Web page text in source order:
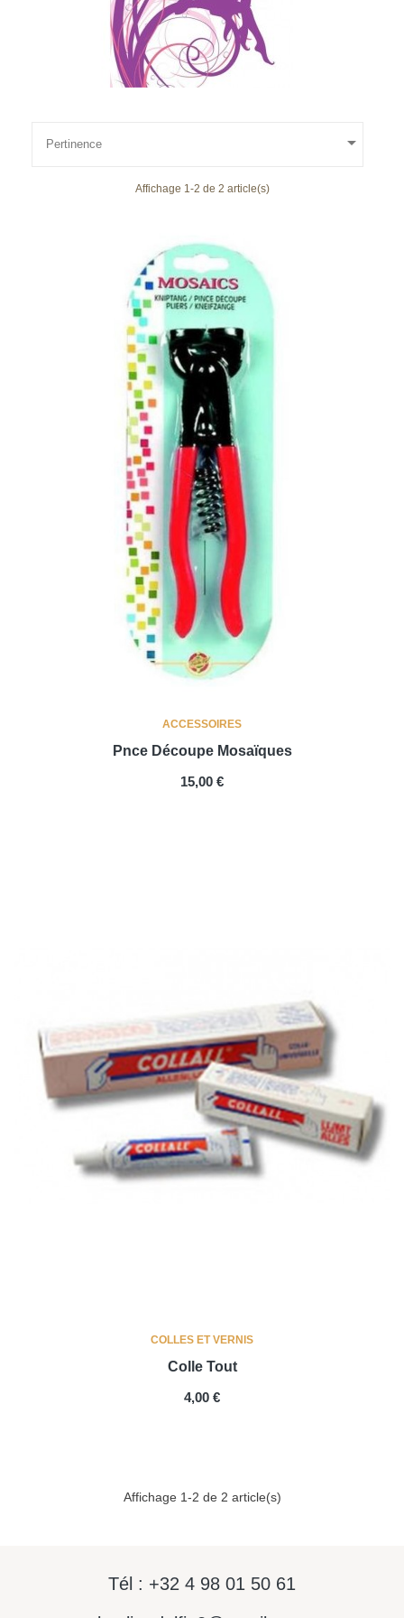
Pertinence 
Affichage 1-2 de 2 article(s)
ACCESSOIRES
Pnce Découpe Mosaïques
PRIX
15,00 €
COLLES ET VERNIS
Colle Tout
PRIX
4,00 €
Affichage 1-2 de 2 article(s)
Tél : +32 4 98 01 50 61